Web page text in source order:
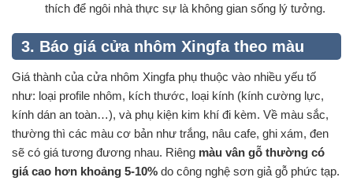
thích để ngôi nhà thực sự là không gian sống lý tưởng.
3. Báo giá cửa nhôm Xingfa theo màu
Giá thành của cửa nhôm Xingfa phụ thuộc vào nhiều yếu tố
như: loại profile nhôm, kích thước, loại kính (kính cường lực,
kính dán an toàn…), và phụ kiện kim khí đi kèm. Về màu sắc,
thường thì các màu cơ bản như trắng, nâu cafe, ghi xám, đen
sẽ có giá tương đương nhau. Riêng màu vân gỗ thường có
giá cao hơn khoảng 5-10% do công nghệ sơn giả gỗ phức tạp.